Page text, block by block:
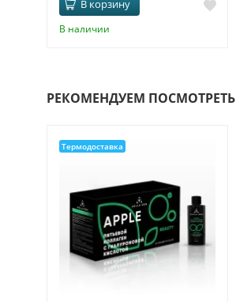
В корзину
В наличии
РЕКОМЕНДУЕМ ПОСМОТРЕТЬ
Термодоставка